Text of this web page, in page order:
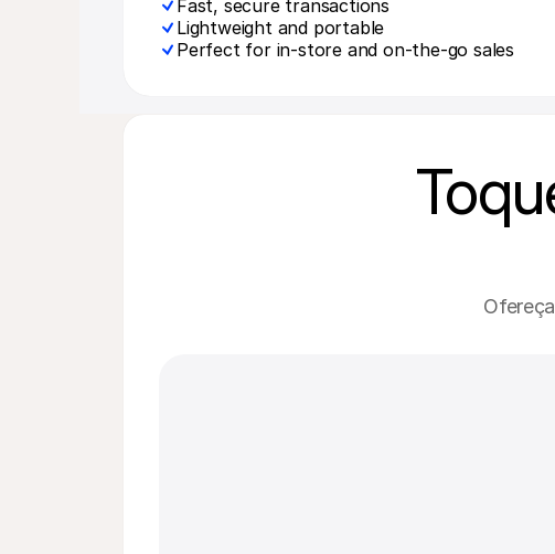
Fast, secure transactions
Lightweight and portable
Perfect for in-store and on-the-go sales